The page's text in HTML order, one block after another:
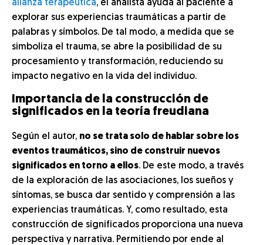
alianza terapéutica, el analista ayuda al paciente a
explorar sus experiencias traumáticas a partir de
palabras y símbolos. De tal modo, a medida que se
simboliza el trauma, se abre la posibilidad de su
procesamiento y transformación, reduciendo su
impacto negativo en la vida del individuo.
Importancia de la construcción de
significados en la teoría freudiana
Según el autor, no se trata solo de hablar sobre los
eventos traumáticos, sino de construir nuevos
significados en torno a ellos. De este modo, a través
de la exploración de las asociaciones, los sueños y
síntomas, se busca dar sentido y comprensión a las
experiencias traumáticas. Y, como resultado, esta
construcción de significados proporciona una nueva
perspectiva y narrativa. Permitiendo por ende al